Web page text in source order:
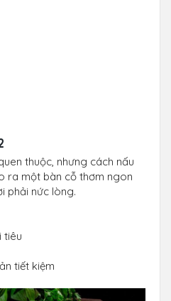
thuộc, nhưng cách nấu
ra một bàn cỗ thơm ngon
phải nức lòng.
tiêu
tiết kiệm